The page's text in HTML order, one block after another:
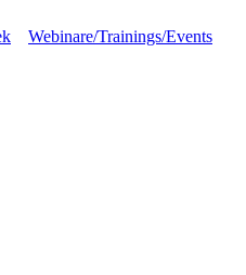
Webinare/Trainings/Events